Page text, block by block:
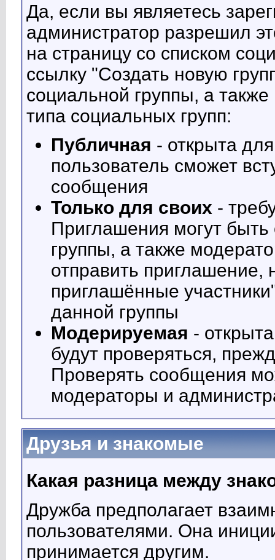
Да, если вы являетесь
администратор разрешил
на страницу со списком
ссылку "Создать новую
социальной группы, а
типа социальных групп:
Публичная - открыта
пользователь сможет
сообщения
Только для своих -
Приглашения могут
группы, а также
отправить
приглашённые
данной группы
Модерируемая -
будут проверяться,
Проверять сообщения
модераторы и
Друзья и знакомые
Какая разница между
Дружба предполагает
пользователями. Она
принимается другим.